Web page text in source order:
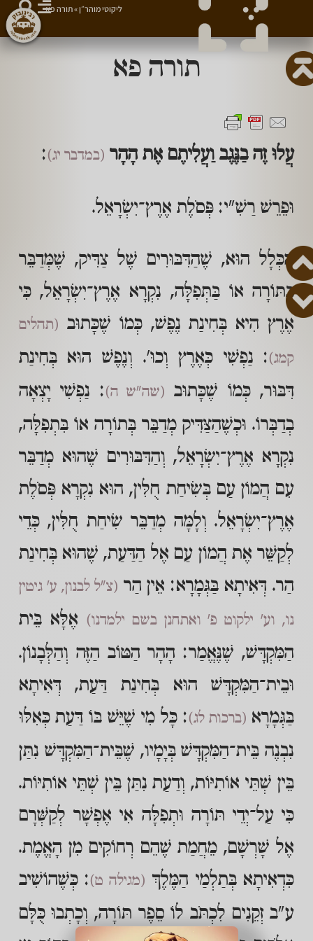
תורה פא
עֲלוּ זֶה בַנֶּגֶב וַעֲלִיתֶם אֶת הָהָר (במדבר יג):
וּפֵרֵשׁ רַשִׁ"י: פְּסֹלֶת אֶרֶץ־יִשְׂרָאֵל.
הַכְּלָל הוּא, שֶׁהַדִּבּוּרִים שֶׁל צַדִּיק, שֶׁמְּדַבֵּר
בַּתּוֹרָה אוֹ בַּתְּפִלָּה, נִקְרָא אֶרֶץ־יִשְׂרָאֵל, כִּי
אֶרֶץ הִיא בְּחִינַת נֶפֶשׁ, כְּמוֹ שֶׁכָּתוּב (תהלים
קמג): נַפְשִׁי כְּאֶרֶץ וְכוּ'. וְנֶפֶשׁ הוּא בְּחִינַת
דִּבּוּר, כְּמוֹ שֶׁכָּתוּב (שה"ש ה): נַפְשִׁי יָצְאָה
בְדַבְּרוֹ. וּכְשֶׁהַצַּדִּיק מְדַבֵּר בְּתוֹרָה אוֹ בִּתְפִלָּה,
נִקְרָא אֶרֶץ־יִשְׂרָאֵל, וְהַדִּבּוּרִים שֶׁהוּא מְדַבֵּר
עִם הֲמוֹן עַם בְּשִׂיחַת חֻלִּין, הוּא נִקְרָא פְּסֹלֶת
אֶרֶץ־יִשְׂרָאֵל. וְלָמָּה מְדַבֵּר שִׂיחַת חֻלִּין, כְּדֵי
לְקַשֵּׁר אֶת הֲמוֹן עַם אֶל הַדַּעַת, שֶׁהוּא בְּחִינַת
הַר. דְּאִיתָא בַּגְּמָרָא: אֵין הַר (צ"ל לבנון, ע' גיטין
נו, וע' ילקוט פ' ואתחנן בשם ילמדנו) אֶלָּא בֵּית
הַמִּקְדָּשׁ, שֶׁנֶּאֱמַר: הָהָר הַטּוֹב הַזֶּה וְהַלְּבָנוֹן.
וּבֵית־הַמִּקְדָּשׁ הוּא בְּחִינַת דַּעַת, דְּאִיתָא
בַּגְּמָרָא (ברכות לג): כָּל מִי שֶׁיֵּשׁ בּוֹ דַּעַת כְּאִלּוּ
נִבְנֶה בֵּית־הַמִּקְדָּשׁ בְּיָמָיו, שֶׁבֵּית־הַמִּקְדָּשׁ נִתַּן
בֵּין שְׁתֵּי אוֹתִיּוֹת, וְדַעַת נִתַּן בֵּין שְׁתֵּי אוֹתִיּוֹת.
כִּי עַל־יְדֵי תּוֹרָה וּתְפִלָּה אִי אֶפְשָׁר לְקַשְּׁרָם
אֶל שָׁרְשָׁם, מֵחֲמַת שֶׁהֵם רְחוֹקִים מִן הָאֱמֶת.
כִּדְאִיתָא בְּתַלְמַי הַמֶּלֶךְ (מגילה ט): כְּשֶׁהוֹשִׁיב
ע"ב זְקֵנִים לִכְתֹּב לוֹ סֵפֶר תּוֹרָה, וְכָתְבוּ כֻּלָּם
ליקוטי מוהר״ן»תורה פא